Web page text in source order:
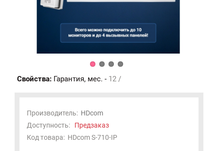
Свойства: Гарантия, мес. - 12 /
Производитель: HDcom
Доступность: Предзаказ
Код товара: HDcom S-710-IP